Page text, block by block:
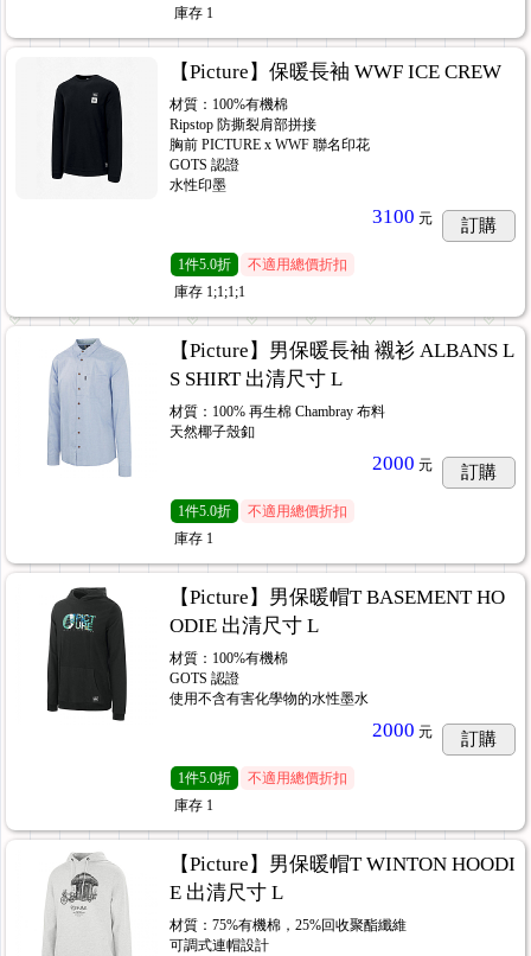
庫存 1
【Picture】保暖長袖 WWF ICE CREW
材質：100%有機棉
Ripstop 防撕裂肩部拼接
胸前 PICTURE x WWF 聯名印花
GOTS 認證
水性印墨
3100 元 訂購
1件5.0折
不適用總價折扣
庫存 1;1;1;1
【Picture】男保暖長袖 襯衫 ALBANS L
S SHIRT 出清尺寸 L
材質：100% 再生棉 Chambray 布料
天然椰子殼釦
2000 元 訂購
1件5.0折
不適用總價折扣
庫存 1
【Picture】男保暖帽T BASEMENT HO
ODIE 出清尺寸 L
材質：100%有機棉
GOTS 認證
使用不含有害化學物的水性墨水
2000 元 訂購
1件5.0折
不適用總價折扣
庫存 1
【Picture】男保暖帽T WINTON HOODI
E 出清尺寸 L
材質：75%有機棉，25%回收聚酯纖維
可調式連帽設計